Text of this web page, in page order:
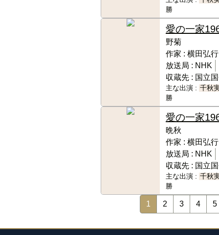
勝
愛の一家
野菊
作家 : 横田弘行
放送局 : NHK
収蔵先 : 国立
主な出演 : 千秋
勝
愛の一家
晩秋
作家 : 横田弘行
放送局 : NHK
収蔵先 : 国立
主な出演 : 千秋
勝
1 2 3 4 5